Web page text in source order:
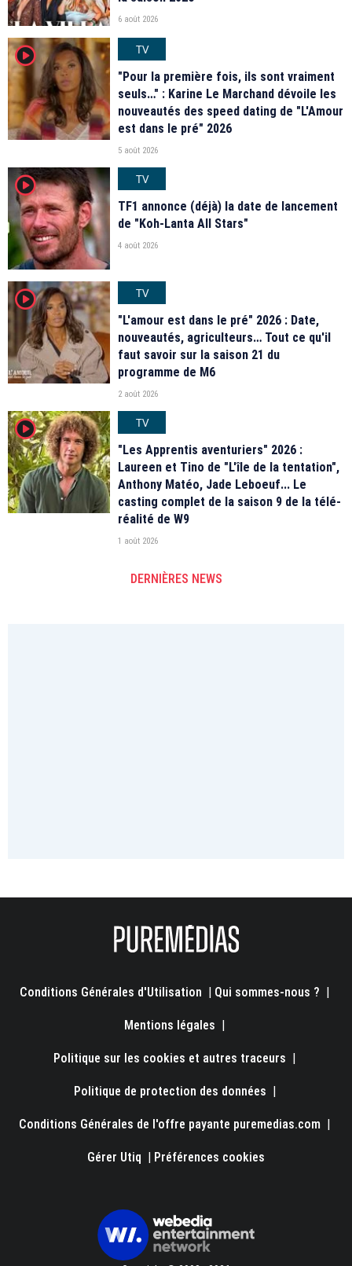
6 août 2026
player2
TV
"Pour la première fois, ils sont vraiment
seuls…" : Karine Le Marchand dévoile les
nouveautés des speed dating de "L'Amour
est dans le pré" 2026
5 août 2026
player2
TV
TF1 annonce (déjà) la date de lancement
de "Koh-Lanta All Stars"
4 août 2026
player2
TV
"L'amour est dans le pré" 2026 : Date,
nouveautés, agriculteurs… Tout ce qu'il
faut savoir sur la saison 21 du
programme de M6
2 août 2026
player2
TV
"Les Apprentis aventuriers" 2026 :
Laureen et Tino de "L'île de la tentation",
Anthony Matéo, Jade Leboeuf... Le
casting complet de la saison 9 de la télé-
réalité de W9
1 août 2026
DERNIÈRES NEWS
Conditions Générales d'Utilisation | Qui sommes-nous ? |
Mentions légales |
Politique sur les cookies et autres traceurs |
Politique de protection des données |
Conditions Générales de l'offre payante puremedias.com |
Gérer Utiq | Préférences cookies